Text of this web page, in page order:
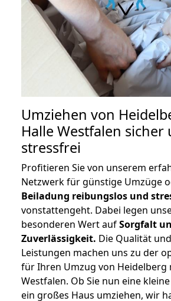
Umziehen von
Halle Westfalen sicher
stressfrei
Profitieren Sie von unserem
Netzwerk für günstige Umzüge
Beiladung reibungslos und
vonstattengeht. Dabei legen
besonderen Wert aufSorgfalt
Zuverlässigkeit. Die Qualität
Leistungen machen uns zu der
für Ihren Umzug von Heidelberg
Westfalen. Ob Sie nun eine
ein großes Haus umziehen, wir